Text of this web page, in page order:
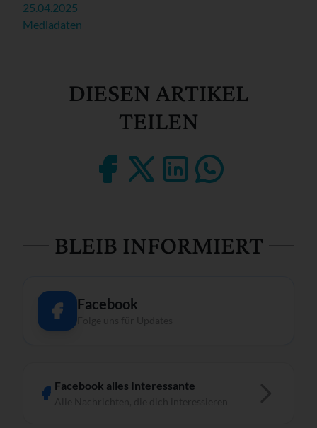
25.04.2025
Mediadaten
DIESEN ARTIKEL
TEILEN
BLEIB INFORMIERT
Facebook
Facebook alles Interessante